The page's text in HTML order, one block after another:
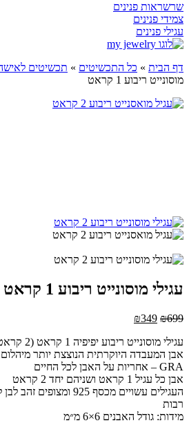
שרשראות פנינים
צמידי פנינים
עגילי פנינים
דף הבית » כל התכשיטים » תכשיטים
מוסונייט ריבוע 1 קראט
Play
Video
עגילי מוסונייט ריבוע 1 קראט
₪699
המחיר
היה:
₪699.
₪349
הוא:
₪349.
עגילי מוסונייט ריבוע יפיפיה 1 קראט (2 קראט סה״כ)
אבן המעבדה היוקרתית הנוצצת יותר
GRA – אחריות על האבן לכל החיים
אבן כל עגיל 1 קראט ושניהם יחד 2 קראט
העגילים עשויים מכסף 925
רבות
מידות: גודל האבנים 6×6 מ״מ